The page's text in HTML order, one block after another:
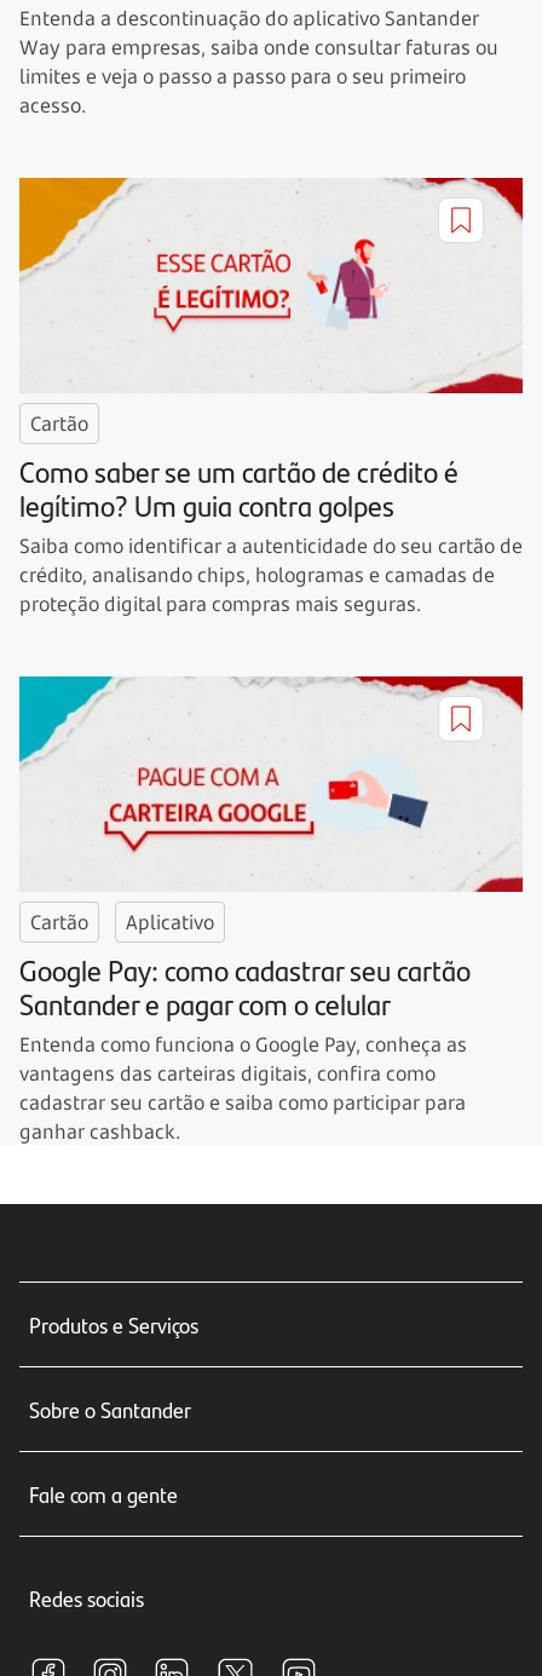
Entenda a descontinuação do aplicativo Santander
Way para empresas, saiba onde consultar faturas ou
limites e veja o passo a passo para o seu primeiro
acesso.
Cartão
Como saber se um cartão de crédito é
legítimo? Um guia contra golpes
Saiba como identificar a autenticidade do seu cartão de
crédito, analisando chips, hologramas e camadas de
proteção digital para compras mais seguras.
Cartão Aplicativo
Google Pay: como cadastrar seu cartão
Santander e pagar com o celular
Entenda como funciona o Google Pay, conheça as
vantagens das carteiras digitais, confira como
cadastrar seu cartão e saiba como participar para
ganhar cashback.
Produtos e Serviços
Seguros
Crédito e Financiamentos
Investimentos
Sobre o Santander
Fale com a gente
Central de Renegociação
S.A.C
Redes sociais